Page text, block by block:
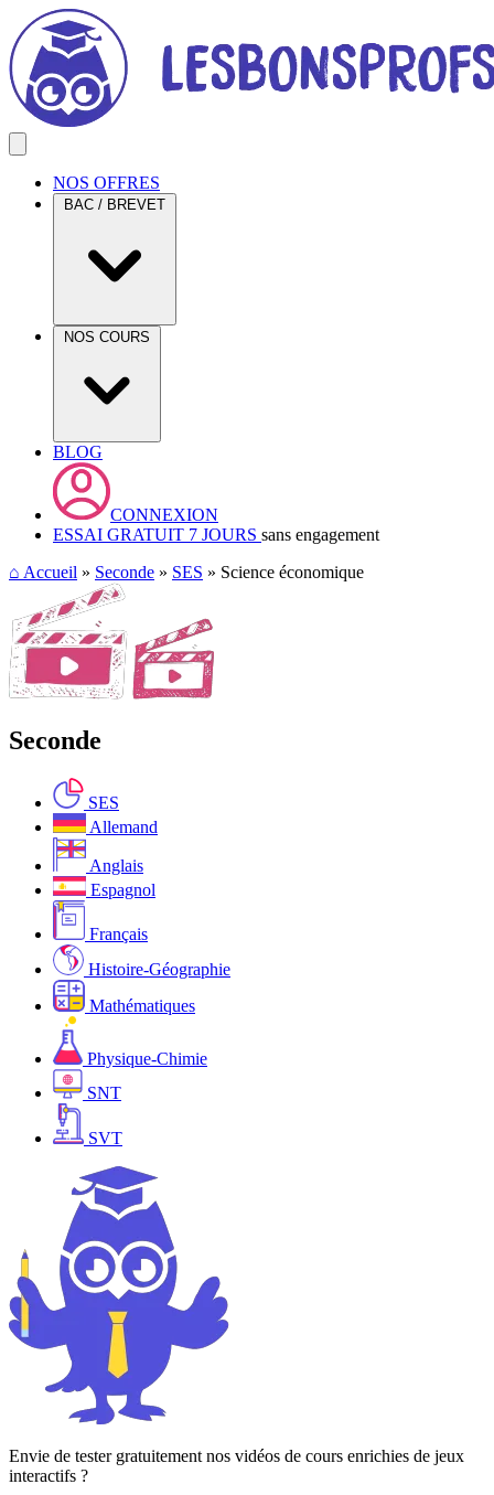
NOS OFFRES
BAC / BREVET
NOS COURS
BLOG
CONNEXION
ESSAI GRATUIT 7 JOURS sans engagement
⌂ Accueil » Seconde » SES » Science économique
Seconde
SES
Allemand
Anglais
Espagnol
Français
Histoire-Géographie
Mathématiques
Physique-Chimie
SNT
SVT
Envie de tester gratuitement nos vidéos de cours enrichies de jeux
interactifs ?